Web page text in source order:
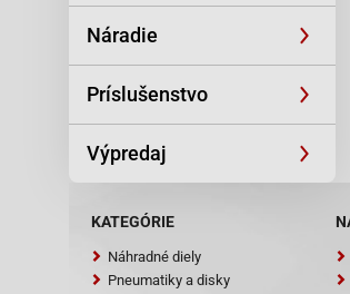
Náradie
Príslušenstvo
Výpredaj
KATEGÓRIE
Náhradné diely
Pneumatiky a disky